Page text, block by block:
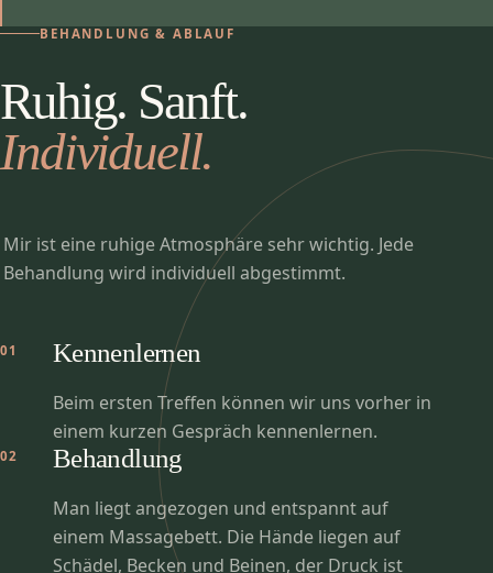
BEHANDLUNG & ABLAUF
Ruhig. Sanft.
Individuell.
Mir ist eine ruhige Atmosphäre sehr wichtig. Jede
Behandlung wird individuell abgestimmt.
01 Kennenlernen
Beim ersten Treffen können wir uns vorher in
einem kurzen Gespräch kennenlernen.
02 Behandlung
Man liegt angezogen und entspannt auf
einem Massagebett. Die Hände liegen auf
Schädel, Becken und Beinen, der Druck ist